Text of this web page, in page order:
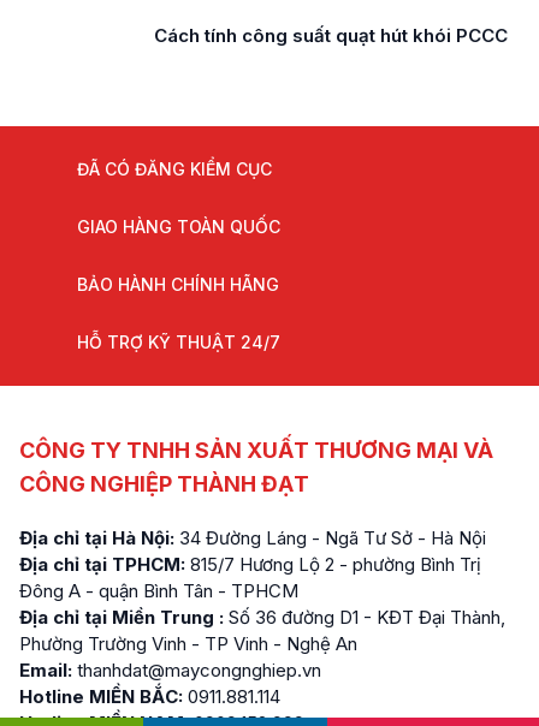
Cách tính lưu lượng quạt hút khói
ĐÃ CÓ ĐĂNG KIỂM CỤC
GIAO HÀNG TOÀN QUỐC
BẢO HÀNH CHÍNH HÃNG
HỖ TRỢ KỸ THUẬT 24/7
CÔNG TY TNHH SẢN XUẤT THƯƠNG MẠI VÀ
CÔNG NGHIỆP THÀNH ĐẠT
Địa chỉ tại Hà Nội: 34 Đường Láng - Ngã Tư Sở - Hà Nội
Địa chỉ tại TPHCM: 815/7 Hương Lộ 2 - phường Bình Trị
Đông A - quận Bình Tân - TPHCM
Địa chỉ tại Miền Trung : Số 36 đường D1 - KĐT Đại Thành,
Phường Trường Vinh - TP Vinh - Nghệ An
Email: thanhdat@maycongnghiep.vn
Hotline MIỀN BẮC: 0911.881.114